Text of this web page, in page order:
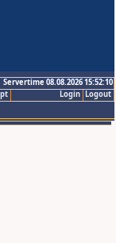
Servertime 08.08.2026 15:52:10
Logout
Login